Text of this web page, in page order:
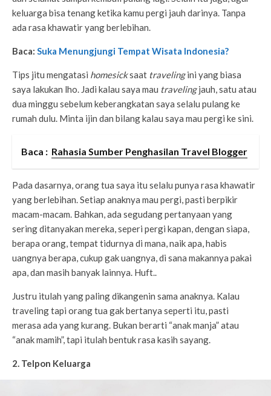
keluarga bisa tenang ketika kamu pergi jauh darinya. Tanpa
ada rasa khawatir yang berlebihan.
Baca: Suka Menungjungi Tempat Wisata Indonesia?
Tips jitu mengatasi homesicksaat travelingini yang biasa
saya lakukan lho. Jadi kalau saya mau travelingjauh, satu atau
dua minggu sebelum keberangkatan saya selalu pulang ke
rumah dulu. Minta ijin dan bilang kalau saya mau pergi ke sini.
Baca : Rahasia Sumber Penghasilan Travel Blogger
Pada dasarnya, orang tua saya itu selalu punya rasa khawatir
yang berlebihan. Setiap anaknya mau pergi, pasti berpikir
macam-macam. Bahkan, ada segudang pertanyaan yang
sering ditanyakan mereka, seperi pergi kapan, dengan siapa,
berapa orang, tempat tidurnya di mana, naik apa, habis
uangnya berapa, cukup gak uangnya, di sana makannya pakai
apa, dan masih banyak lainnya. Huft..
Justru itulah yang paling dikangenin sama anaknya. Kalau
traveling tapi orang tua gak bertanya seperti itu, pasti
merasa ada yang kurang. Bukan berarti “anak manja” atau
“anak mamih”, tapi itulah bentuk rasa kasih sayang.
2. Telpon Keluarga